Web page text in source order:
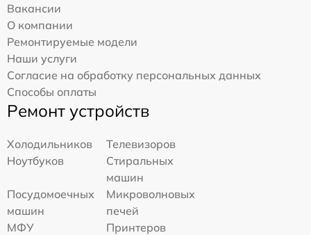
Вакансии
О компании
Ремонтируемые модели
Наши услуги
Согласие на обработку персональных данных
Способы оплаты
Ремонт устройств
Холодильников
Телевизоров
Ноутбуков
Стиральных
машин
Посудомоечных
машин
Микроволновых
печей
МФУ
Принтеров